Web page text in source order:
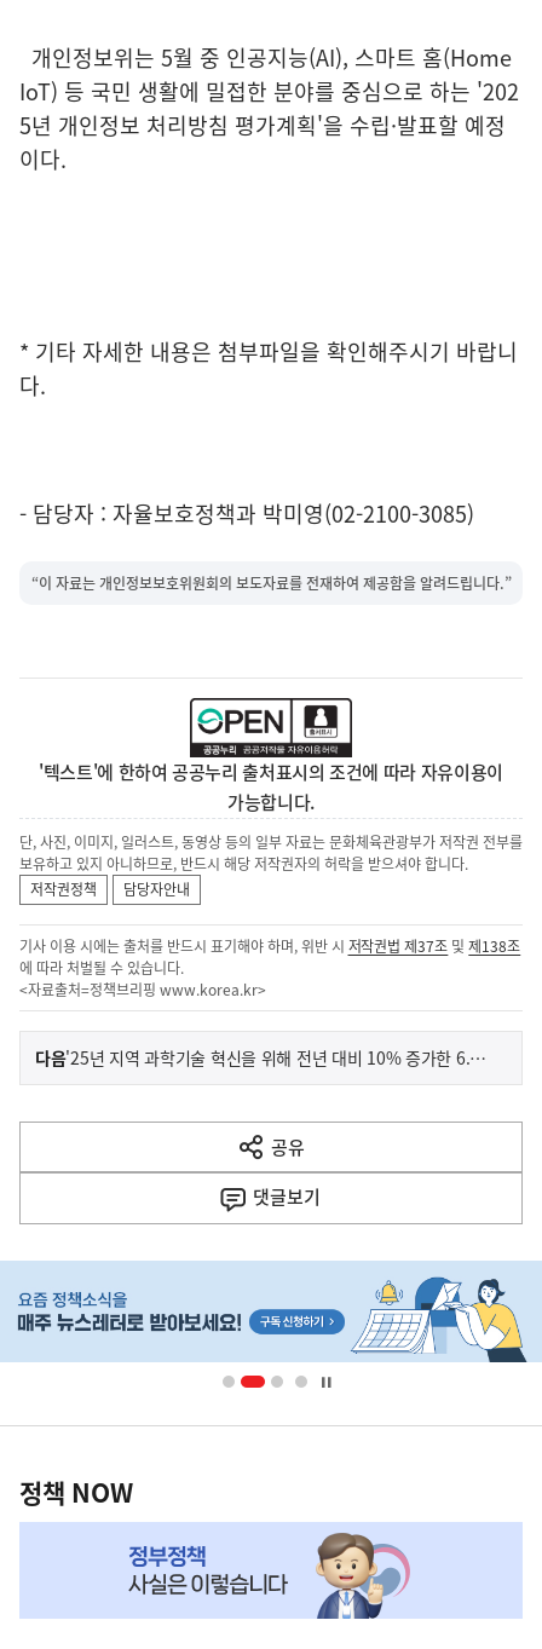
개인정보위는 5월 중 인공지능(AI), 스마트 홈(Home
IoT) 등 국민 생활에 밀접한 분야를 중심으로 하는 '202
5년 개인정보 처리방침 평가계획'을 수립·발표할 예정
이다.
* 기타 자세한 내용은 첨부파일을 확인해주시기 바랍니
다.
- 담당자 : 자율보호정책과 박미영(02-2100-3085)
“이 자료는 개인정보보호위원회의 보도자료를 전재하여 제공함을 알려드립니다.”
'텍스트'에 한하여 공공누리 출처표시의 조건에 따라 자유이용이
가능합니다.
단, 사진, 이미지, 일러스트, 동영상 등의 일부 자료는 문화체육관광부가 저작권 전부를
보유하고 있지 아니하므로, 반드시 해당 저작권자의 허락을 받으셔야 합니다.
저작권정책
담당자안내
기사 이용 시에는 출처를 반드시 표기해야 하며, 위반 시 저작권법 제37조 및제138조
에 따라 처벌될 수 있습니다.
<자료출처=정책브리핑 www.korea.kr>
이
전
다
음
다음기
사
'25년 지역 과학기술 혁신을 위해 전년 대비 10% 증가한 6.6조 원 투자
공유
열
기
댓글보기
단
영
책
NOW,
정책 NOW